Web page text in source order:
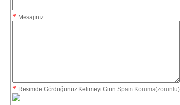
* Mesajınız
* Resimde Gördüğünüz Kelimeyi Girin:Spam Koruma(zorunlu)